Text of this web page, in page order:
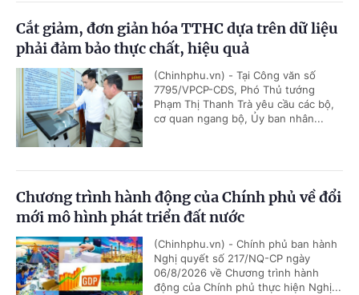
Cắt giảm, đơn giản hóa TTHC dựa trên dữ liệu
phải đảm bảo thực chất, hiệu quả
(Chinhphu.vn) - Tại Công văn số
7795/VPCP-CĐS, Phó Thủ tướng
Phạm Thị Thanh Trà yêu cầu các bộ,
cơ quan ngang bộ, Ủy ban nhân...
Chương trình hành động của Chính phủ về đổi
mới mô hình phát triển đất nước
(Chinhphu.vn) - Chính phủ ban hành
Nghị quyết số 217/NQ-CP ngày
06/8/2026 về Chương trình hành
động của Chính phủ thực hiện Nghị...